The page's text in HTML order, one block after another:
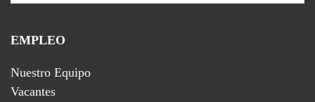
EMPLEO
Nuestro Equipo
Vacantes